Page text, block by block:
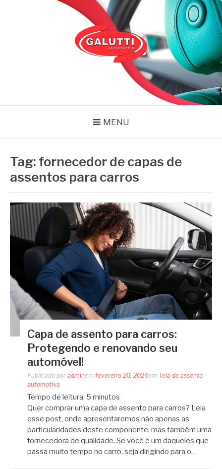
MENU
Tag: fornecedor de capas de
assentos para carros
Capa de assento para carros:
Protegendo e renovando seu
automóvel!
Publicado por adminem fevereiro 20, 2024em Tela de assento
automotiva
Tempo de leitura: 5 minutos
Quer comprar uma capa de assento para carros? Leia
esse post, onde apresentaremos não apenas as
particularidades deste componente, mas também uma
fornecedora de qualidade. Se você é um daqueles que
passa muito tempo no carro, seja dirigindo para o…